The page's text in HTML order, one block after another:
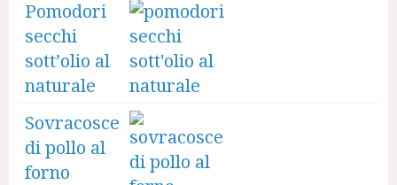
Pomodori
secchi
sott’olio al
naturale
Sovracosce
di pollo al
forno